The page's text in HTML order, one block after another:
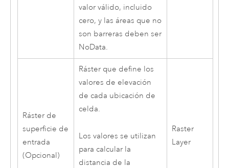
valor válido, incluido
cero, y las áreas que no
son barreras deben ser
NoData.
Ráster de
superficie de
entrada
(Opcional)
Ráster que define los
valores de elevación
de cada ubicación de
celda.
Los valores se utilizan
para calcular la
distancia de la
Raster
Layer